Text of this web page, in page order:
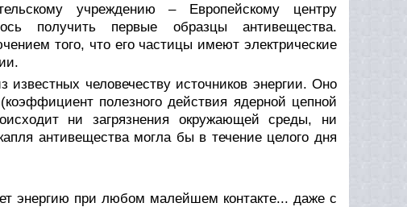
учреждению – Европейскому центру
получить первые образцы антивещества.
того, что его частицы имеют электрические
человечеству источников энергии. Оно
полезного действия ядерной цепной
ни загрязнения окружающей среды, ни
антивещества могла бы в течение целого дня
энергию при любом малейшем контакте... даже с